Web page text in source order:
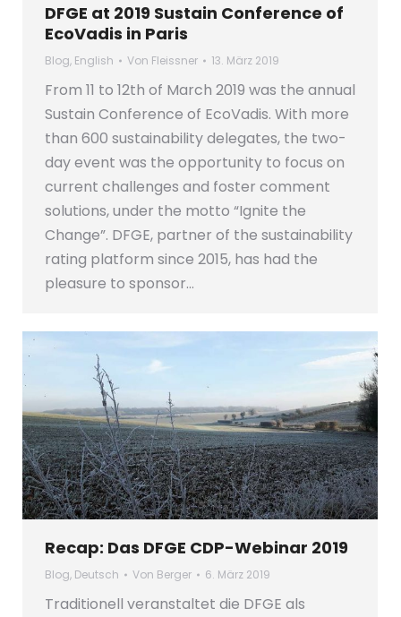
DFGE at 2019 Sustain Conference of
EcoVadis in Paris
Blog, English Von Fleissner 13. März 2019
From 11 to 12th of March 2019 was the annual
Sustain Conference of EcoVadis. With more
than 600 sustainability delegates, the two-
day event was the opportunity to focus on
current challenges and foster comment
solutions, under the motto “Ignite the
Change”. DFGE, partner of the sustainability
rating platform since 2015, has had the
pleasure to sponsor…
Recap: Das DFGE CDP-Webinar 2019
Blog, Deutsch Von Berger 6. März 2019
Traditionell veranstaltet die DFGE als